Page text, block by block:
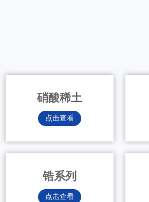
硝酸稀土
点击查看
锆系列
点击查看